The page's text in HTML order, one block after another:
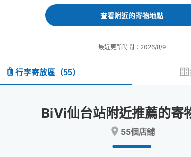
forward
to
the
calendar
select
the
查看附近的寄物地點
最近更新時間：2026/8/9
行李寄放區 （55）
BiVi仙台站附近推薦的寄
55個店舖